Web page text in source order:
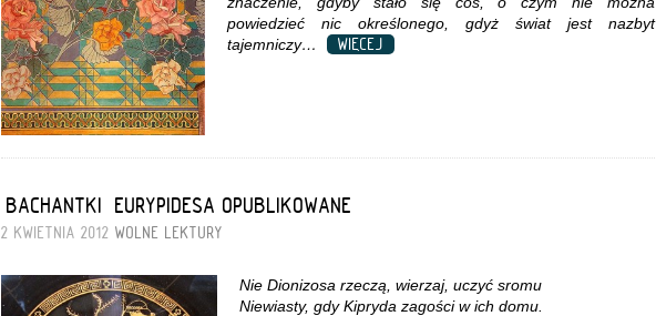
powiedzieć nic określonego, gdyż świat jest nazbyt
tajemniczy…
WIĘCEJ
„BACHANTKI” EURYPIDESA OPUBLIKOWANE
2 KWIETNIA 2012 WOLNE LEKTURY
Nie Dionizosa rzeczą, wierzaj, uczyć sromu
Niewiasty, gdy Kipryda zagości w ich domu.